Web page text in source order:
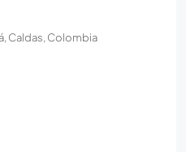
Caldas, Colombia